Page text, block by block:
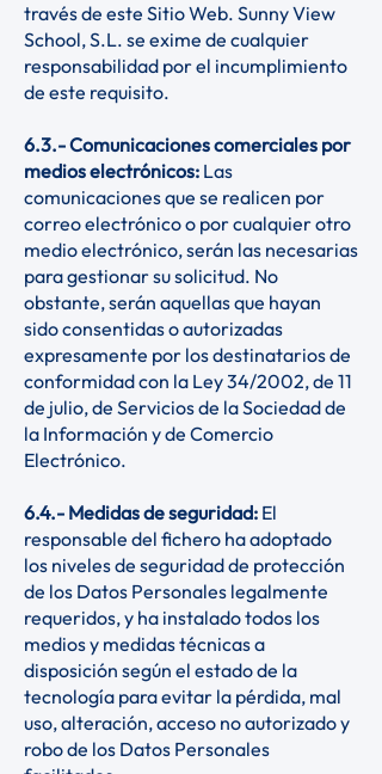
través de este Sitio Web. Sunny View
School, S.L. se exime de cualquier
responsabilidad por el incumplimiento
de este requisito.
6.3.- Comunicaciones comerciales por
medios electrónicos: Las
comunicaciones que se realicen por
correo electrónico o por cualquier otro
medio electrónico, serán las necesarias
para gestionar su solicitud. No
obstante, serán aquellas que hayan
sido consentidas o autorizadas
expresamente por los destinatarios de
conformidad con la Ley 34/2002, de 11
de julio, de Servicios de la Sociedad de
la Información y de Comercio
Electrónico.
6.4.- Medidas de seguridad: El
responsable del fichero ha adoptado
los niveles de seguridad de protección
de los Datos Personales legalmente
requeridos, y ha instalado todos los
medios y medidas técnicas a
disposición según el estado de la
tecnología para evitar la pérdida, mal
uso, alteración, acceso no autorizado y
robo de los Datos Personales